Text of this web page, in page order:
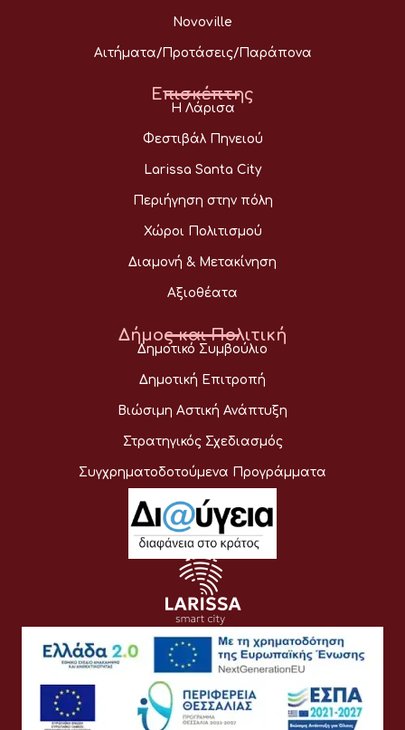
Novoville
Αιτήματα/Προτάσεις/Παράπονα
Επισκέπτης
Η Λάρισα
Φεστιβάλ Πηνειού
Larissa Santa City
Περιήγηση στην πόλη
Χώροι Πολιτισμού
Διαμονή & Μετακίνηση
Αξιοθέατα
Δήμος και Πολιτική
Δημοτικό Συμβούλιο
Δημοτική Επιτροπή
Βιώσιμη Αστική Ανάπτυξη
Στρατηγικός Σχεδιασμός
Συγχρηματοδοτούμενα Προγράμματα